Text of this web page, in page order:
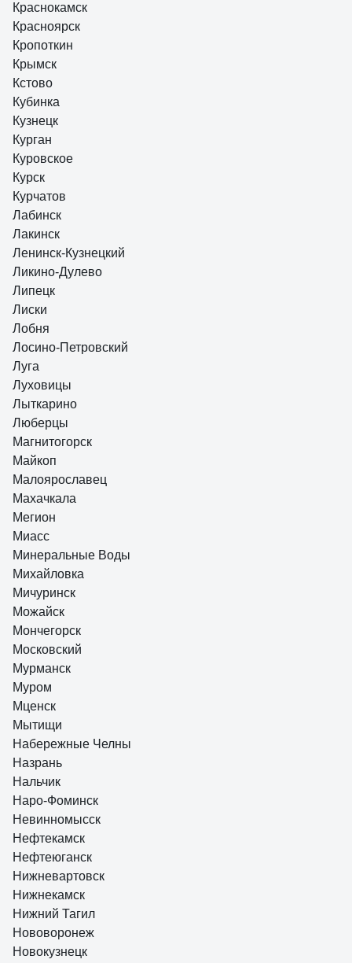
Краснокамск
Красноярск
Кропоткин
Крымск
Кстово
Кубинка
Кузнецк
Курган
Куровское
Курск
Курчатов
Лабинск
Лакинск
Ленинск-Кузнецкий
Ликино-Дулево
Липецк
Лиски
Лобня
Лосино-Петровский
Луга
Луховицы
Лыткарино
Люберцы
Магнитогорск
Майкоп
Малоярославец
Махачкала
Мегион
Миасс
Минеральные Воды
Михайловка
Мичуринск
Можайск
Мончегорск
Московский
Мурманск
Муром
Мценск
Мытищи
Набережные Челны
Назрань
Нальчик
Наро-Фоминск
Невинномысск
Нефтекамск
Нефтеюганск
Нижневартовск
Нижнекамск
Нижний Тагил
Нововоронеж
Новокузнецк